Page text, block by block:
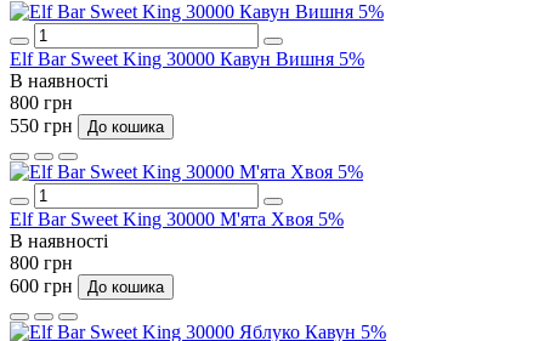
Elf Bar Sweet King 30000 Кавун Вишня 5%
В наявності
800 грн
550 грн
До кошика
Elf Bar Sweet King 30000 М'ята Хвоя 5%
В наявності
800 грн
600 грн
До кошика